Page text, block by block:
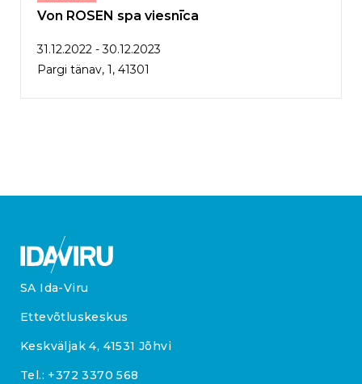
Von ROSEN spa viesnīca
31.12.2022 - 30.12.2023
Pargi tänav, 1, 41301
SA Ida-Viru
Ettevõtluskeskus
Keskväljak 4, 41531 Jõhvi
Tel.: +372 3370 568